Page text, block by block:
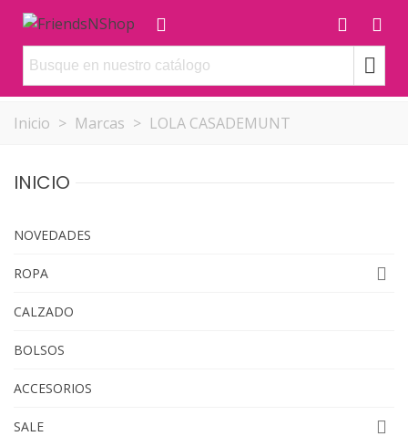
Inicio > Marcas > LOLA CASADEMUNT
INICIO
NOVEDADES
ROPA
CALZADO
BOLSOS
ACCESORIOS
SALE